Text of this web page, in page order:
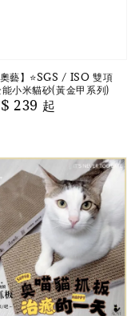
藝】⭐️SGS / ISO 雙項
能小米貓砂(黃金甲系列)
239 起